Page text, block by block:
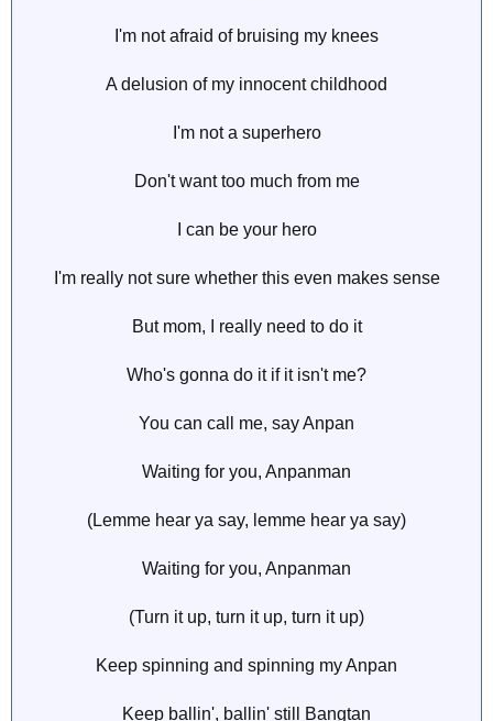
I'm not afraid of bruising my knees
A delusion of my innocent childhood
I'm not a superhero
Don't want too much from me
I can be your hero
I'm really not sure whether this even makes sense
But mom, I really need to do it
Who's gonna do it if it isn't me?
You can call me, say Anpan
Waiting for you, Anpanman
(Lemme hear ya say, lemme hear ya say)
Waiting for you, Anpanman
(Turn it up, turn it up, turn it up)
Keep spinning and spinning my Anpan
Keep ballin', ballin' still Bangtan